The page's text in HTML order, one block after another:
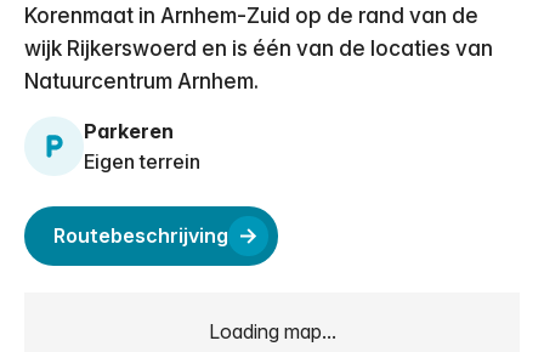
Korenmaat in Arnhem-Zuid op de rand van de
wijk Rijkerswoerd en is één van de locaties van
Natuurcentrum Arnhem.
Parkeren
Eigen terrein
Routebeschrijving
Loading map...